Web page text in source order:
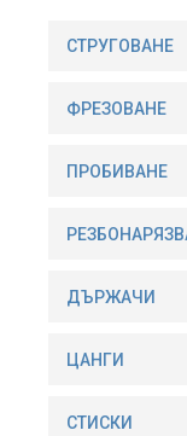
СТРУГОВАНЕ
ФРЕЗОВАНE
ПРОБИВАНЕ
ДЪРЖАЧИ
ЦАНГИ
СТИСКИ